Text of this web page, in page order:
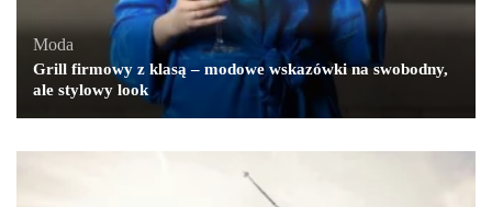
Moda
Grill firmowy z klasą – modowe wskazówki na swobodny,
ale stylowy look